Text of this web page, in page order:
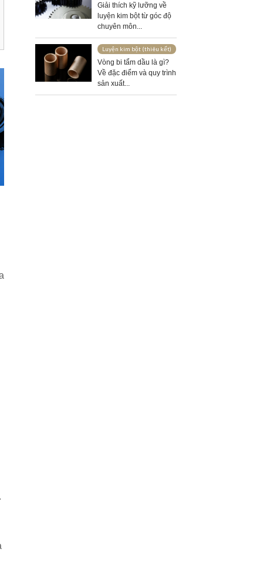
Giải thích kỹ lưỡng về
luyện kim bột từ góc độ
chuyên môn...
Luyện kim bột (thiêu kết)
Vòng bi tẩm dầu là gì?
Về đặc điểm và quy trình
sản xuất...